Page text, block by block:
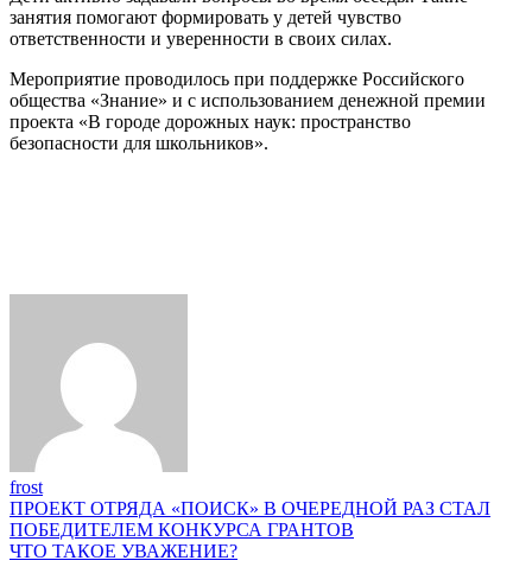
занятия помогают формировать у детей чувство
ответственности и уверенности в своих силах.
Мероприятие проводилось при поддержке Российского
общества «Знание» и с использованием денежной премии
проекта «В городе дорожных наук: пространство
безопасности для школьников».
frost
Навигация
по
ПРОЕКТ ОТРЯДА «ПОИСК» В ОЧЕРЕДНОЙ РАЗ СТАЛ
ПОБЕДИТЕЛЕМ КОНКУРСА ГРАНТОВ
ЧТО ТАКОЕ УВАЖЕНИЕ?